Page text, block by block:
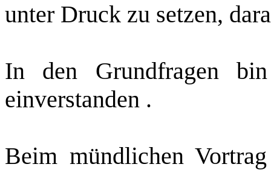
unter Druck zu setzen,
In den Grundfragen
einverstanden .
Beim mündlichen